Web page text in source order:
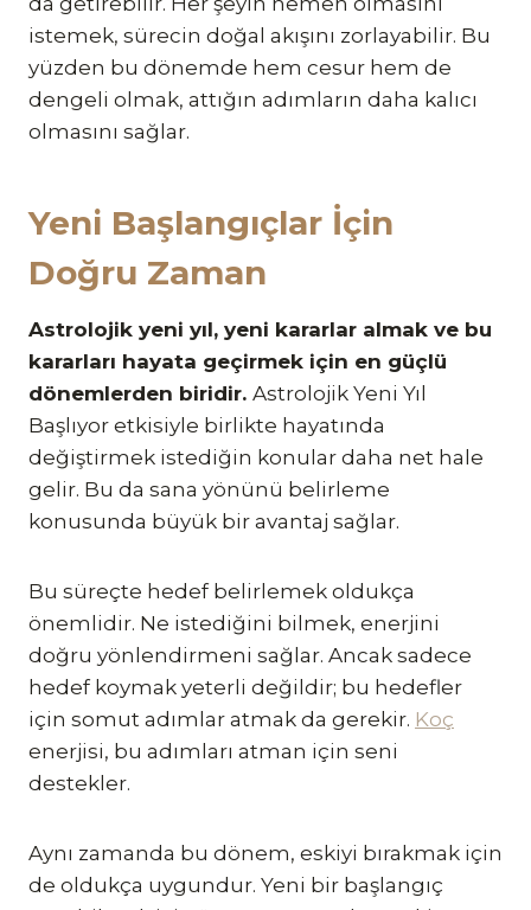
istemek, sürecin doğal akışını zorlayabilir. Bu
yüzden bu dönemde hem cesur hem de
dengeli olmak, attığın adımların daha kalıcı
olmasını sağlar.
Yeni Başlangıçlar İçin
Doğru Zaman
Astrolojik yeni yıl, yeni kararlar almak ve bu
kararları hayata geçirmek için en güçlü
dönemlerden biridir. Astrolojik Yeni Yıl
Başlıyor etkisiyle birlikte hayatında
değiştirmek istediğin konular daha net hale
gelir. Bu da sana yönünü belirleme
konusunda büyük bir avantaj sağlar.
Bu süreçte hedef belirlemek oldukça
önemlidir. Ne istediğini bilmek, enerjini
doğru yönlendirmeni sağlar. Ancak sadece
hedef koymak yeterli değildir; bu hedefler
için somut adımlar atmak da gerekir. Koç
enerjisi, bu adımları atman için seni
destekler.
Aynı zamanda bu dönem, eskiyi bırakmak için
de oldukça uygundur. Yeni bir başlangıç